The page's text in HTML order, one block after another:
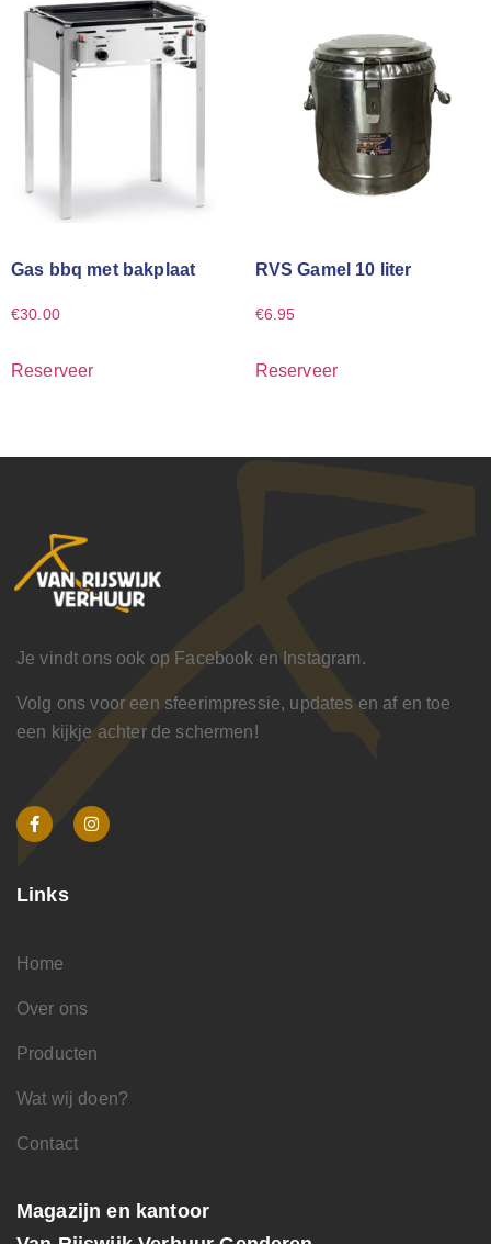
Gas bbq met bakplaat
€30.00
Reserveer
RVS Gamel 10 liter
€6.95
Reserveer
Je vindt ons ook op Facebook en Instagram.
Volg ons voor een sfeerimpressie, updates en af en toe
een kijkje achter de schermen!
Links
Home
Over ons
Producten
Wat wij doen?
Contact
Magazijn en kantoor